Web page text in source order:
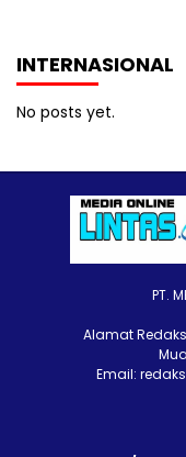
INTERNASIONAL
No posts yet.
PT.
Alamat
Email: